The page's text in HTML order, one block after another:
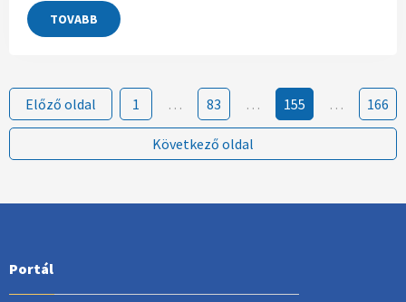
TOVABB
Előző oldal 1 … 83 … 155 … 166
Következő oldal
Portál